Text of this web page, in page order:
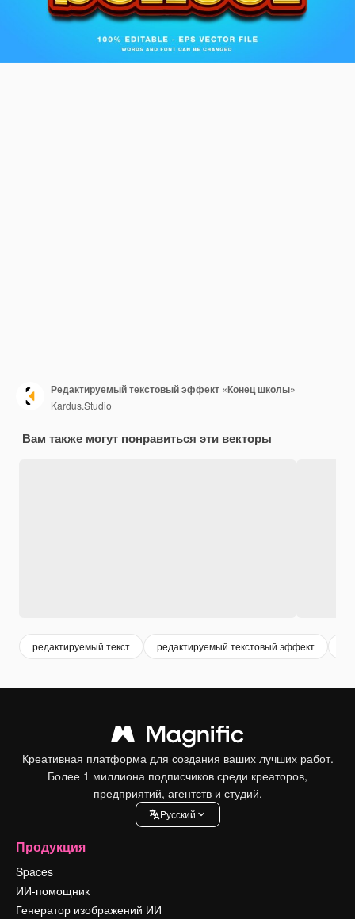
Редактируемый текстовый эффект «Конец школы»
Kardus.Studio
Вам также могут понравиться эти векторы
редактируемый текст редактируемый текстовый эффект
Креативная платформа для создания ваших лучших работ.
Более 1 миллиона подписчиков среди креаторов,
предприятий, агентств и студий.
Pусский
Продукция
Spaces
ИИ-помощник
Генератор изображений ИИ